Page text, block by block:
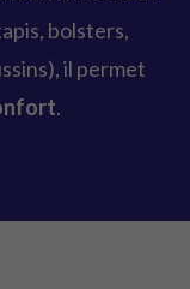
bolsters,
il permet
.